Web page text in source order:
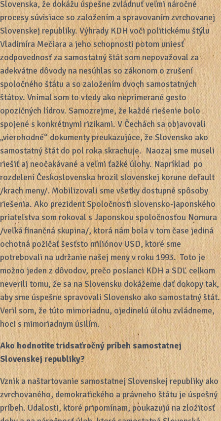
Slovenska, že dokážu úspešne zvládnuť veľmi náročné
procesy súvisiace so založením a spravovaním zvrchovanej
Slovenskej republiky. Výhrady KDH voči politickému štýlu
Vladimíra Mečiara a jeho schopnosti potom uniesť
zodpovednosť za samostatný štát som nepovažoval za
adekvátne dôvody na nesúhlas so zákonom o zrušení
spoločného štátu a so založením dvoch samostatných
štátov. Vnímal som to vtedy ako neprimerané gesto
opozičných lídrov. Samozrejme, že každé riešenie bolo
spojené s konkrétnymi rizikami. V Čechách sa objavovali
„vierohodné“ dokumenty preukazujúce, že Slovensko ako
samostatný štát do pol roka skrachuje. Naozaj sme museli
riešiť aj neočakávané a veľmi ťažké úlohy. Napríklad po
rozdelení Československa hrozil slovenskej korune default
/krach meny/. Mobilizovali sme všetky dostupné spôsoby
riešenia. Ako prezident Spoločnosti slovensko-japonského
priateľstva som rokoval s Japonskou spoločnosťou Nomura
/veľká finančná skupina/, ktorá nám bola v tom čase jediná
ochotná požičať šesťsto miliónov USD, ktoré sme
potrebovali na udržanie našej meny v roku 1993. Toto je
možno jeden z dôvodov, prečo poslanci KDH a SDĽ celkom
neverili tomu, že sa na Slovensku dokážeme dať dokopy tak,
aby sme úspešne spravovali Slovensko ako samostatný štát.
Veril som, že túto mimoriadnu, ojedinelú úlohu zvládneme,
hoci s mimoriadnym úsilím.
Ako hodnotítetridsaťročný príbeh samostatnej
Slovenskej republiky?
Vznik a naštartovanie samostatnej Slovenskej republiky ako
zvrchovaného, demokratického a právneho štátu je úspešný
príbeh. Udalosti, ktoré pripomínam, poukazujú na zložitosť